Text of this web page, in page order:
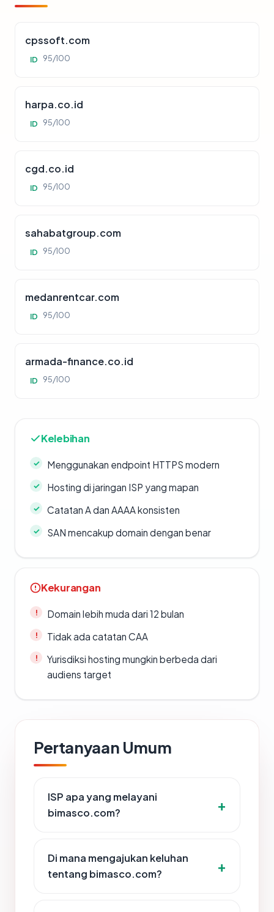
cpssoft.com
ID 95/100
harpa.co.id
ID 95/100
cgd.co.id
ID 95/100
sahabatgroup.com
ID 95/100
medanrentcar.com
ID 95/100
armada-finance.co.id
ID 95/100
Kelebihan
Menggunakan endpoint HTTPS modern
Hosting di jaringan ISP yang mapan
Catatan A dan AAAA konsisten
SAN mencakup domain dengan benar
Kekurangan
Domain lebih muda dari 12 bulan
Tidak ada catatan CAA
Yurisdiksi hosting mungkin berbeda dari
audiens target
Pertanyaan Umum
ISP apa yang melayani
bimasco.com?
Di mana mengajukan keluhan
tentang bimasco.com?